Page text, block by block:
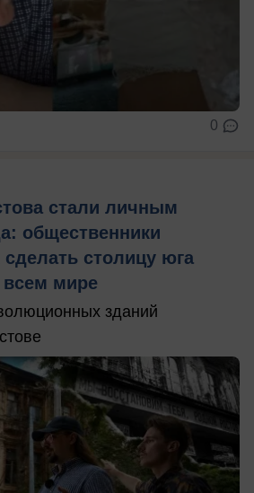
0
стали личным
общественники
сделать столицу юга
всем мире
зданий